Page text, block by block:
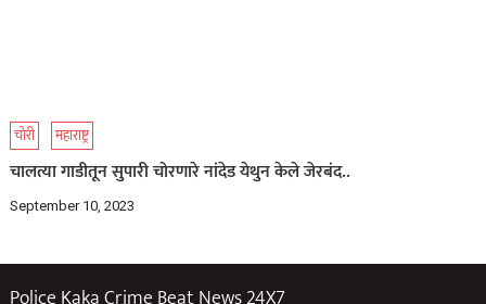
चोरी महाराष्ट्र
चालत्या गाडीतून सुपारी चोरणारे नांदेड येथुन केले जेरबंद..
September 10, 2023